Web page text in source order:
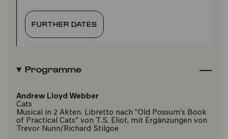
FURTHER DATES
Programme
Andrew Lloyd Webber
Cats
Musical in 2 Akten. Libretto nach "Old Possum’s Book
of Practical Cats" von T.S. Eliot, mit Ergänzungen von
Trevor Nunn/Richard Stilgoe